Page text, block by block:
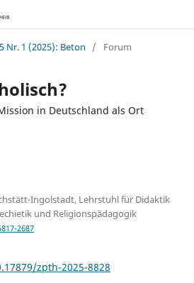
Nr. 1 (2025): Beton / Forum
in Deutschland als Ort
Ingolstadt, Lehrstuhl für Didaktik
und Religionspädagogik
2687
zpth-2025-8828